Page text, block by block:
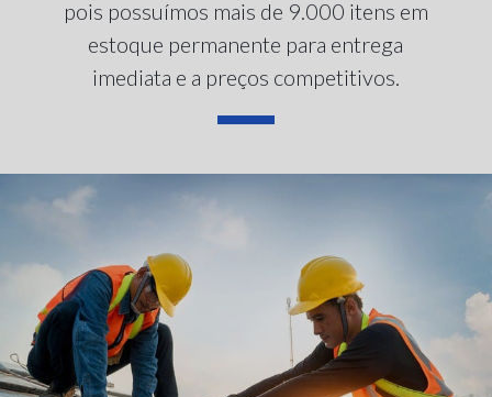
pois possuímos mais de 9.000 itens em
estoque permanente para entrega
imediata e a preços competitivos.